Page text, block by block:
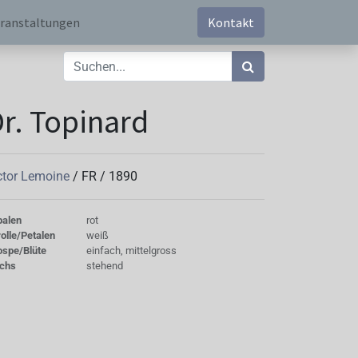
Kontakt
Topinard
Lemoine / FR / 1890
rot
Petalen
weiß
Blüte
einfach, mittelgross
stehend